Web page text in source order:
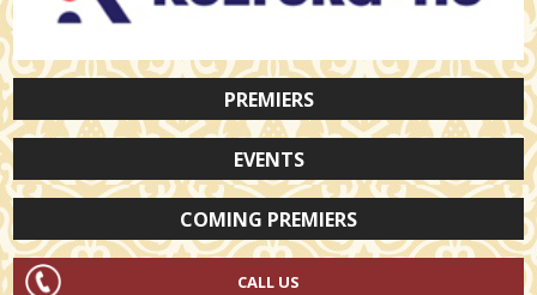
PREMIERS
EVENTS
COMING PREMIERS
CALL US